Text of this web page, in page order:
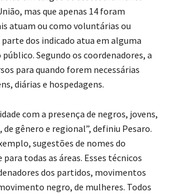
mas que apenas 14 foram
atuam ou como voluntárias ou
parte dos indicado atua em alguma
Segundo os coordenadores, a
para quando forem necessárias
diárias e hospedagens.
com a presença de negros, jovens,
gênero e regional”, definiu Pesaro.
sugestões de nomes do
todas as áreas. Esses técnicos
dos partidos, movimentos
negro, de mulheres. Todos